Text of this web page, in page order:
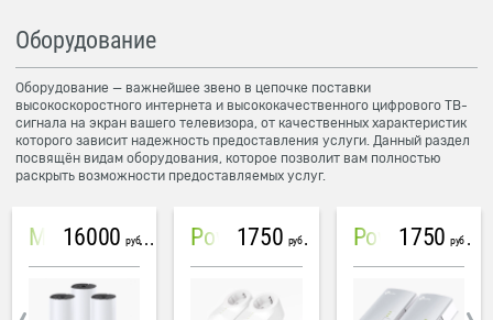
Оборудование
Оборудование — важнейшее звено в цепочке поставки
высокоскоростного интернета и высококачественного цифрового ТВ-
сигнала на экран вашего телевизора, от качественных характеристик
которого зависит надежность предоставления услуги. Данный раздел
посвящён видам оборудования, которое позволит вам полностью
раскрыть возможности предоставляемых услуг.
Mesh система TP-Link Deco M4 (3 устройства)
16000 руб PowerLine Tenda PH6
1750 руб PowerLine TP-Link AV600
1750 руб